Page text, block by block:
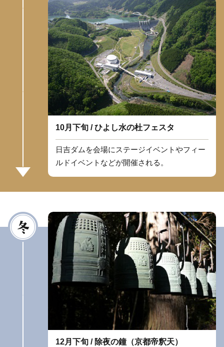
10月下旬 / ひよし水の杜フェスタ
日吉ダムを会場にステージイベントやフィー
ルドイベントなどが開催される。
12月下旬 / 除夜の鐘（京都帝釈天）